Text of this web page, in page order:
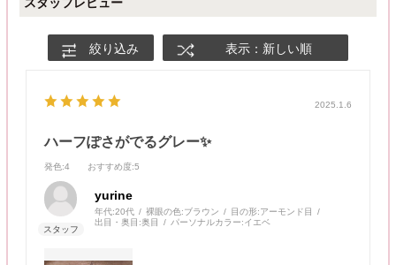
絞り込み 表示：新しい順
2025.1.6
ハーフぽさがでるグレー✨
発色:4 おすすめ度:5
yurine
年代:20代 裸眼の色:ブラウン 目の形:アーモンド目
出目・奥目:奥目 パーソナルカラー:イエベ